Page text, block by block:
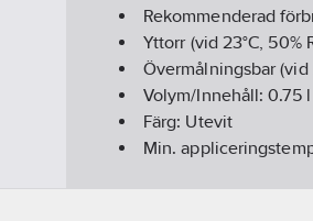
Rekommenderad
Yttorr (vid 23°C, 50%
Övermålningsbar (vid
Volym/Innehåll:0.75l
Färg: Utevit
Min.